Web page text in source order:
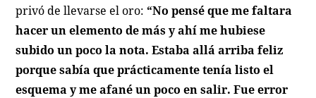
privó de llevarse el oro: “No pensé que me faltara
hacer un elemento de más y ahí me hubiese
subido un poco la nota. Estaba allá arriba feliz
porque sabía que prácticamente tenía listo el
esquema y me afané un poco en salir. Fue error